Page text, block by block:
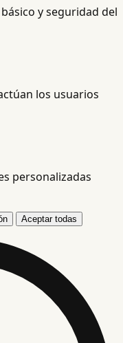
y seguridad del
los usuarios
personalizadas
Aceptar todas